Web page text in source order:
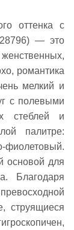
оттенка с
— это
женственных,
романтика
мелкий и
с полевыми
стеблей и
палитре:
фиолетовый.
основой для
Благодаря
струящиеся